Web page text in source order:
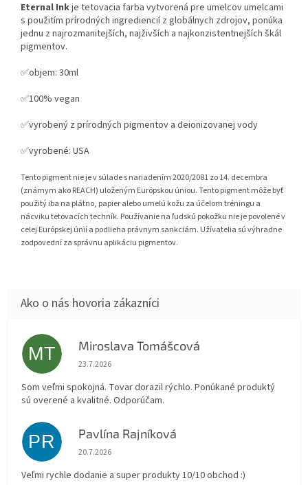
Eternal Inkje tetovacia farba vytvorená pre umelcov umelcami
s použitím prírodných ingrediencií z globálnych zdrojov, ponúka
jednu z najrozmanitejších, najživších a najkonzistentnejších škál
pigmentov.
✅objem: 30ml
✅100% vegan
✅vyrobený z prírodných pigmentov a deionizovanej vody
✅vyrobené: USA
Tento pigment nie je v súlade s nariadením 2020/2081 zo 14. decembra
(známym ako REACH) uloženým Európskou úniou. Tento pigment môže byť
použitý iba na plátno, papier alebo umelú kožu za účelom tréningu a
nácviku tetovacích techník. Používanie na ľudskú pokožku nie je povolené v
celej Európskej únií a podlieha právnym sankciám. Užívatelia sú výhradne
zodpovední za správnu aplikáciu pigmentov.
MT Miroslava Tomášcová
Hodnotenie obchodu je 5 z 5 hviezdičiek.
23.7.2026
Som veľmi spokojná. Tovar dorazil rýchlo. Ponúkané produktý
sú overené a kvalitné. Odporúčam.
PR Pavlína Rajníková
Hodnotenie obchodu je 5 z 5 hviezdičiek.
20.7.2026
Veľmi rychle dodanie a super produkty 10/10 obchod :)